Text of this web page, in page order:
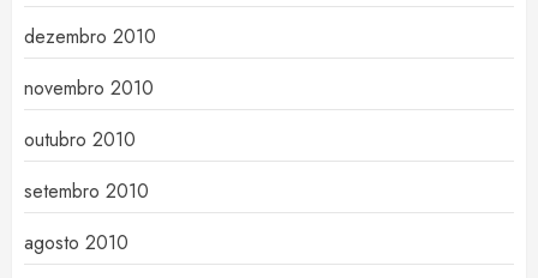
dezembro 2010
novembro 2010
outubro 2010
setembro 2010
agosto 2010